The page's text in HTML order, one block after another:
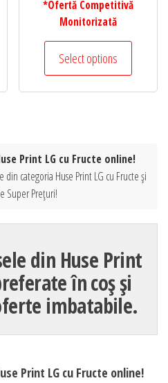
*Ofertă Competitivă
Monitorizată
Select options
Print LG cu Fructe online!
categoria Huse Print LG cu Fructe și
Super Prețuri!
din Huse Print
în coș și
imbatabile.
Print LG cu Fructe online!